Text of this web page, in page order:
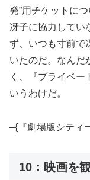
発”用チケットに
冴子に協力してい
ず、いつも寸前で
いたのだ。なんだ
く、『プライベー
いうわけだ。
–{『劇場版シティ
10：映画を